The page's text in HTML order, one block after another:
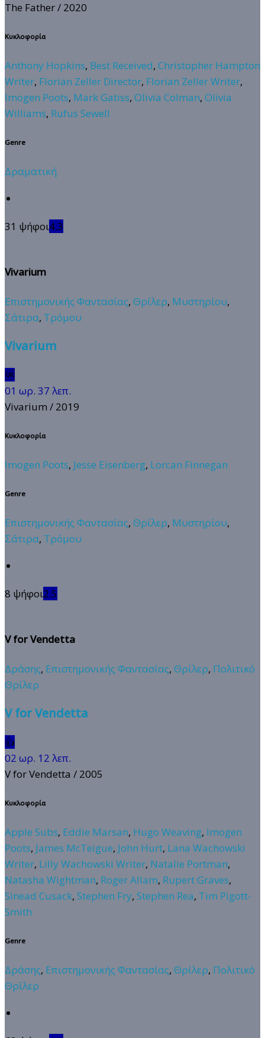
The Father/ 2020
Κυκλοφορία
Anthony Hopkins, Best Received, Christopher Hampton
Writer, Florian Zeller Director, Florian Zeller Writer,
Imogen Poots, Mark Gatiss, Olivia Colman, Olivia
Williams, Rufus Sewell
Genre
Δραματική
31 ψήφοι4.3
Vivarium
Επιστημονικής Φαντασίας, Θρίλερ, Μυστηρίου,
Σάτιρα, Τρόμου
Vivarium
🆗
01 ωρ. 37 λεπ.
Vivarium / 2019
Κυκλοφορία
Imogen Poots, Jesse Eisenberg, Lorcan Finnegan
Genre
Επιστημονικής Φαντασίας, Θρίλερ, Μυστηρίου,
Σάτιρα, Τρόμου
8 ψήφοι2.5
V for Vendetta
Δράσης, Επιστημονικής Φαντασίας, Θρίλερ, Πολιτικό
Θρίλερ
V for Vendetta
👍
02 ωρ. 12 λεπ.
V for Vendetta / 2005
Κυκλοφορία
Apple Subs, Eddie Marsan, Hugo Weaving, Imogen
Poots, James McTeigue, John Hurt, Lana Wachowski
Writer, Lilly Wachowski Writer, Natalie Portman,
Natasha Wightman, Roger Allam, Rupert Graves,
Sinead Cusack, Stephen Fry, Stephen Rea, Tim Pigott-
Smith
Genre
Δράσης, Επιστημονικής Φαντασίας, Θρίλερ, Πολιτικό
Θρίλερ